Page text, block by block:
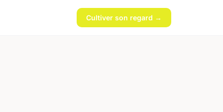
Cultiver son regard →